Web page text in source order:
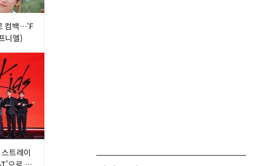
컴백…‘F
니엘)
트레이